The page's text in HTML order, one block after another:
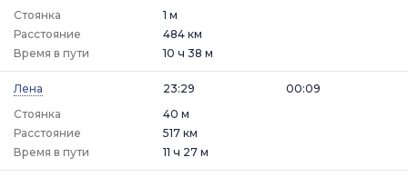
Стоянка
1 м
Расстояние
484 км
Время в пути
10 ч 38 м
Лена
23:29
Стоянка
40 м
00:09
Расстояние
517 км
Время в пути
11 ч 27 м